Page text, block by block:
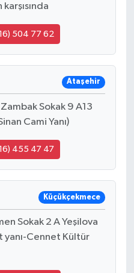
karşısında
504 77 62
Ataşehir
Sokak 9 A13
Cami Yanı)
455 47 47
Küçükçekmece
Sokak 2 A Yeşilova
yanı-Cennet Kültür